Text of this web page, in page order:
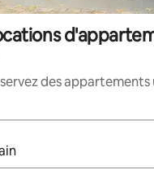
des appartements
s'affichent, utilisez